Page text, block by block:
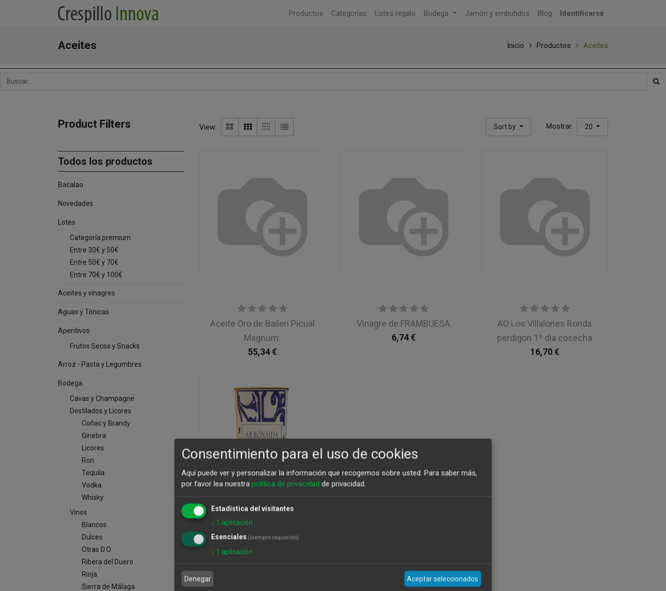
Productos Categorías Lotes regalo Bodega Jamón y embutidos Blog Identificarse
Aceites Inicio Productos Aceites
Product Filters
Todos los productos
Bacalao
Novedades
Lotes
Categoría premium
Entre 30€ y 50€
Entre 50€ y 70€
Entre 70€ y 100€
Aceites y vinagres
Aguas y Tónicas
Aperitivos
Frutos Secos y Snacks
Arroz - Pasta y Legumbres
Bodega
Cavas y Champagne
Destilados y Licores
Coñac y Brandy
Ginebra
Licores
Ron
Tequila
Vodka
Whisky
Vinos
Blancos
Dulces
Otras D.O.
Ribera del Duero
Rioja
Sierra de Málaga
View: Sort by Mostrar: 20
Aceite Oro de Bailen Picual
Magnum.
55,34€
Vinagre de FRAMBUESA
6,74€
AO Los Villalones Ronda
perdigon 1º dia cosecha
16,70€
Arbonaida AOVE Lata 500 ml
Consentimiento para el uso de cookies
Aquí puede ver y personalizar la información que recogemos sobre usted. Para saber más,
por favor lea nuestra política de privacidad de privacidad.
Estadística del visitantes
↓ 1 aplicación
Esenciales (siempre requerido)
↓ 1 aplicación
Denegar Aceptar seleccionados